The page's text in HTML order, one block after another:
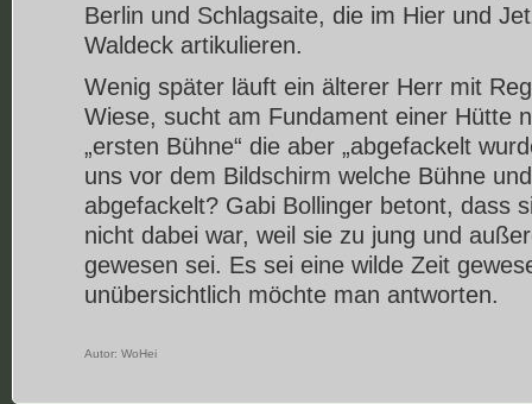
Berlin und Schlagsaite, die im Hier und
Waldeck artikulieren.
Wenig später läuft ein älterer Herr mit
Wiese, sucht am Fundament einer Hütte
„ersten Bühne“ die aber „abgefackelt
uns vor dem Bildschirm welche Bühne
abgefackelt? Gabi Bollinger betont, dass
nicht dabei war, weil sie zu jung und
gewesen sei. Es sei eine wilde Zeit
unübersichtlich möchte man antworten.
Autor: WoHei